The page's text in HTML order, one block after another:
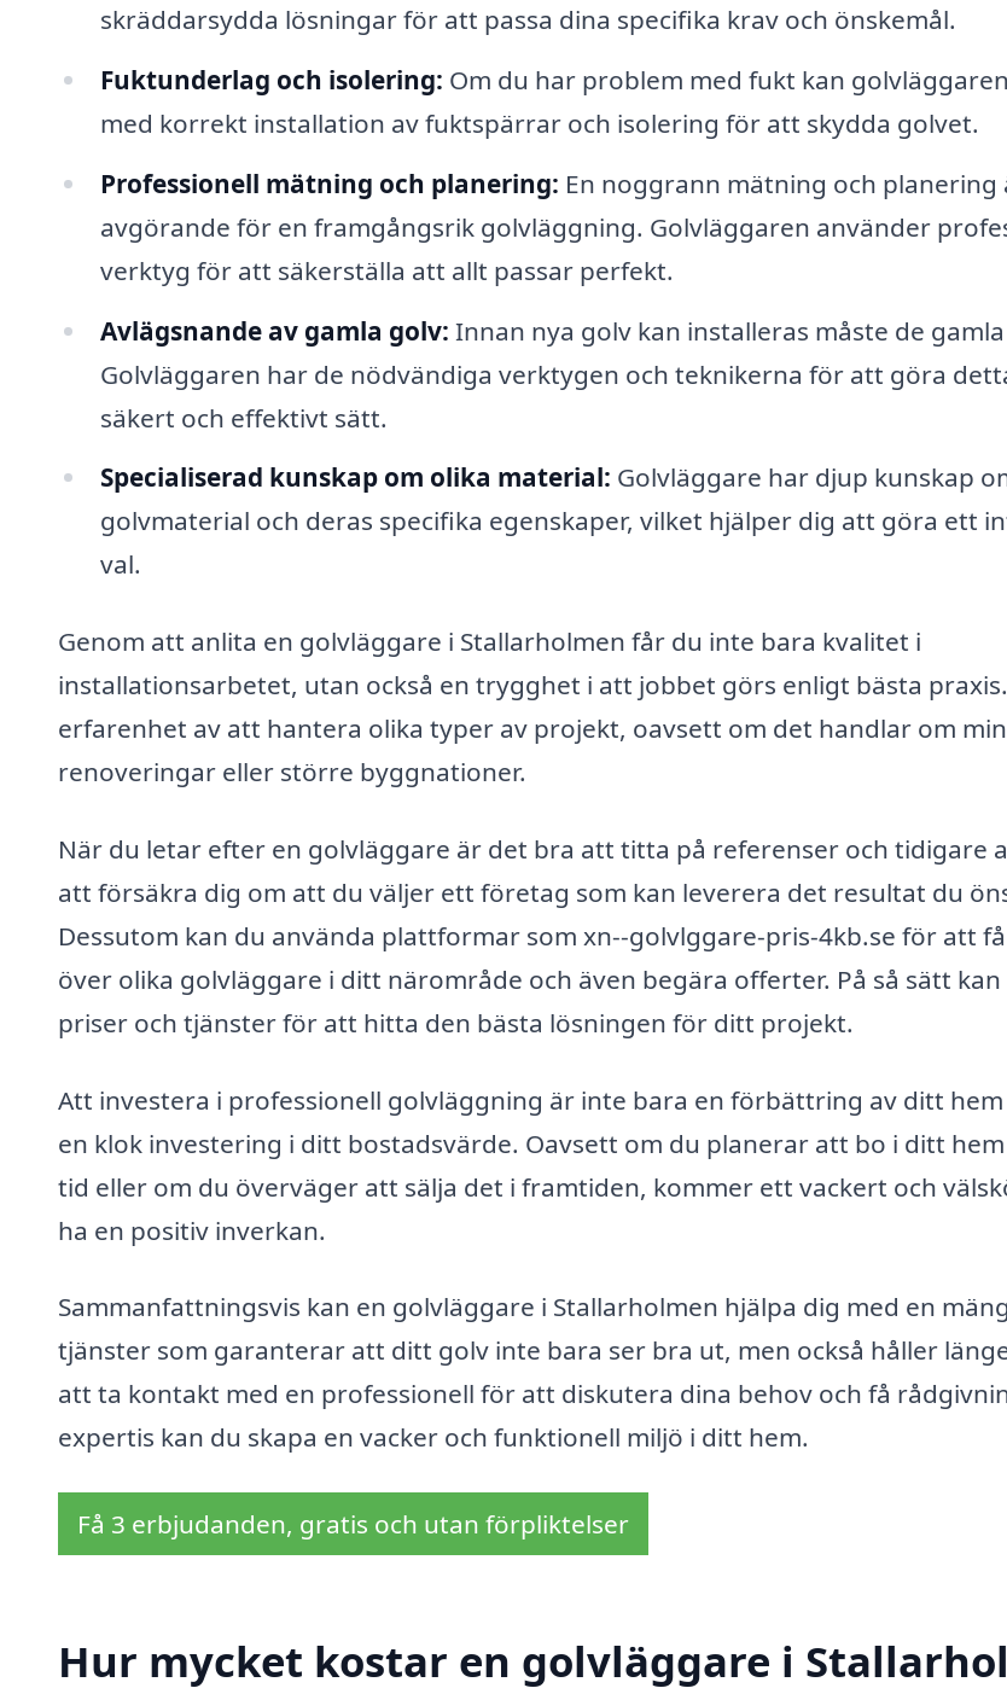
skräddarsydda lösningar för att passa dina specifika krav och önskemål.
Fuktunderlag och isolering: Om du har problem med fukt kan
med korrekt installation av fuktspärrar och isolering för att skydda golvet.
Professionell mätning och planering: En noggrann mätning och planering
avgörande för en framgångsrik golvläggning. Golvläggaren använder
verktyg för att säkerställa att allt passar perfekt.
Avlägsnande av gamla golv: Innan nya golv kan installeras måste de
Golvläggaren har de nödvändiga verktygen och teknikerna för att göra
säkert och effektivt sätt.
Specialiserad kunskap om olika material: Golvläggare har djup kunskap
golvmaterial och deras specifika egenskaper, vilket hjälper dig att göra ett
val.
Genom att anlita en golvläggare i Stallarholmen får du inte bara kvalitet i
installationsarbetet, utan också en trygghet i att jobbet görs enligt bästa
erfarenhet av att hantera olika typer av projekt, oavsett om det handlar om
renoveringar eller större byggnationer.
När du letar efter en golvläggare är det bra att titta på referenser och tidigare
att försäkra dig om att du väljer ett företag som kan leverera det resultat du
Dessutom kan du använda plattformar som xn--golvlggare-pris-4kb.se för att
över olika golvläggare i ditt närområde och även begära offerter. På så sätt
priser och tjänster för att hitta den bästa lösningen för ditt projekt.
Att investera i professionell golvläggning är inte bara en förbättring av ditt hem
en klok investering i ditt bostadsvärde. Oavsett om du planerar att bo i ditt
tid eller om du överväger att sälja det i framtiden, kommer ett vackert och
ha en positiv inverkan.
Sammanfattningsvis kan en golvläggare i Stallarholmen hjälpa dig med en
tjänster som garanterar att ditt golv inte bara ser bra ut, men också håller
att ta kontakt med en professionell för att diskutera dina behov och få
expertis kan du skapa en vacker och funktionell miljö i ditt hem.
Få 3 erbjudanden, gratis och utan förpliktelser
Hur mycket kostar en golvläggare i